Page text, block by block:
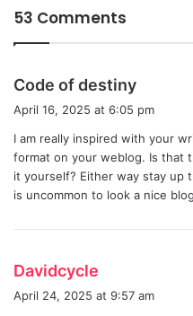
53 Comments
Code of destiny
s
:
April 16, 2025 at 6:05 pm
I am really inspired with your
format on your weblog. Is that
it yourself? Either way stay up
is uncommon to look a nice
Davidcycle
April 24, 2025 at 9:57 am